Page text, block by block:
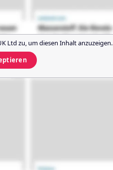
Ltd zu, um diesen Inhalt anzuzeigen.